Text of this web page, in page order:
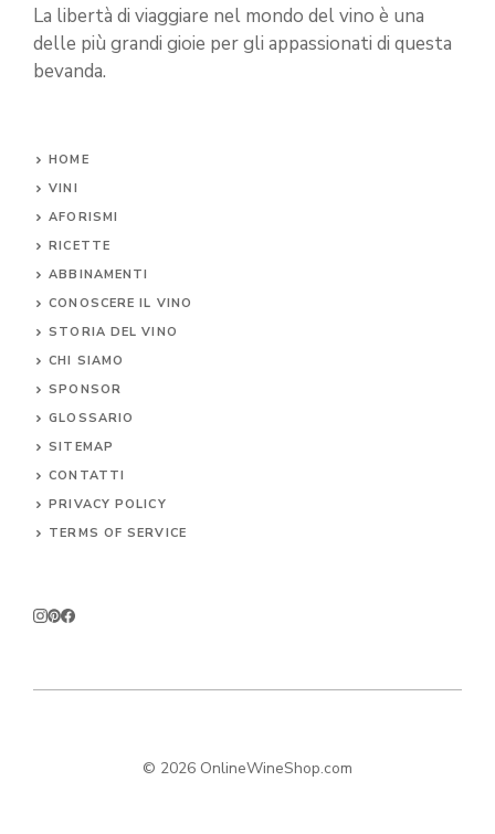
La libertà di viaggiare nel mondo del vino è una
delle più grandi gioie per gli appassionati di questa
bevanda.
HOME
VINI
AFORISMI
RICETTE
ABBINAMENTI
CONOSCERE IL VINO
STORIA DEL VINO
CHI SIAMO
SPONSOR
GLOSSARIO
SITEMAP
CONTATTI
PRIVACY POLICY
TERMS OF SERVICE
© 2026 OnlineWineShop.com